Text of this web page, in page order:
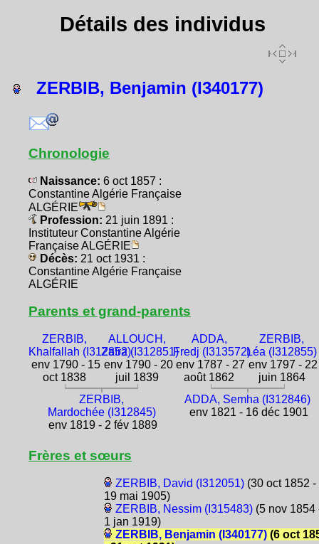
Détails des individus
ZERBIB, Benjamin (I340177)
Chronologie
Naissance: 6 oct 1857 :
Constantine Algérie Française
ALGÉRIE
Profession: 21 juin 1891 :
Instituteur Constantine Algérie
Française ALGÉRIE
Décès: 21 oct 1931 :
Constantine Algérie Française
ALGÉRIE
Parents et grand-parents
ZERBIB,
Khalfallah (I312852)
env 1790 - 15
oct 1838
ALLOUCH,
Zaïra (I312851)
env 1790 - 20
juil 1839
ADDA,
Fredj (I313572)
env 1787 - 27
août 1862
ZERBIB,
Léa (I312855)
env 1797 - 22
juin 1864
ZERBIB,
Mardochée (I312845)
env 1819 - 2 fév 1889
ADDA, Semha (I312846)
env 1821 - 16 déc 1901
Frères et sœurs
ZERBIB, David (I312051)(30 oct 1852 -
19 mai 1905)
ZERBIB, Nessim (I315483)(5 nov 1854
1 jan 1919)
ZERBIB, Benjamin (I340177)(6 oct